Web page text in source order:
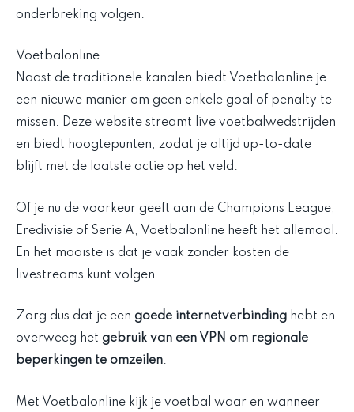
onderbreking volgen.
Voetbalonline
Naast de traditionele kanalen biedt Voetbalonline je
een nieuwe manier om geen enkele goal of penalty te
missen. Deze website streamt live voetbalwedstrijden
en biedt hoogtepunten, zodat je altijd up-to-date
blijft met de laatste actie op het veld.
Of je nu de voorkeur geeft aan de Champions League,
Eredivisie of Serie A, Voetbalonline heeft het allemaal.
En het mooiste is dat je vaak zonder kosten de
livestreams kunt volgen.
Zorg dus dat je een goede internetverbinding hebt en
overweeg het gebruik van een VPN om regionale
beperkingen te omzeilen.
Met Voetbalonline kijk je voetbal waar en wanneer